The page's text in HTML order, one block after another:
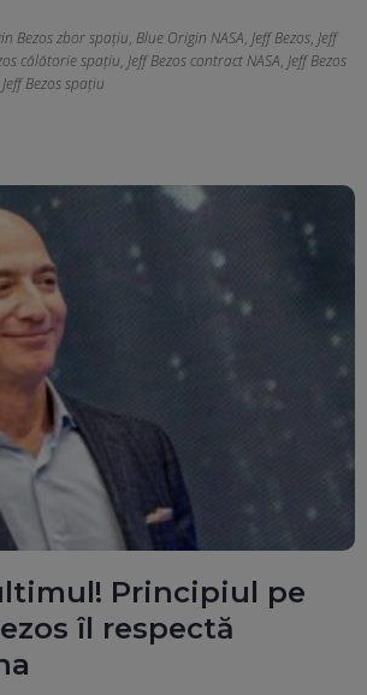
Bezos zbor spațiu, Blue Origin NASA, Jeff Bezos, Jeff
călătorie spațiu, Jeff Bezos contract NASA, Jeff Bezos
Jeff Bezos spaţiu
Principiul pe
îl respectă